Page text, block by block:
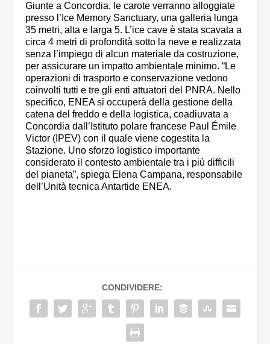
Giunte a Concordia, le carote verranno alloggiate
presso l’Ice Memory Sanctuary, una galleria lunga
35 metri, alta e larga 5. L’ice cave è stata scavata a
circa 4 metri di profondità sotto la neve e realizzata
senza l’impiego di alcun materiale da costruzione,
per assicurare un impatto ambientale minimo. “Le
operazioni di trasporto e conservazione vedono
coinvolti tutti e tre gli enti attuatori del PNRA. Nello
specifico, ENEA si occuperà della gestione della
catena del freddo e della logistica, coadiuvata a
Concordia dall’Istituto polare francese Paul Émile
Victor (IPEV) con il quale viene cogestita la
Stazione. Uno sforzo logistico importante
considerato il contesto ambientale tra i più difficili
del pianeta”, spiega Elena Campana, responsabile
dell’Unità tecnica Antartide ENEA.
CONDIVIDERE: